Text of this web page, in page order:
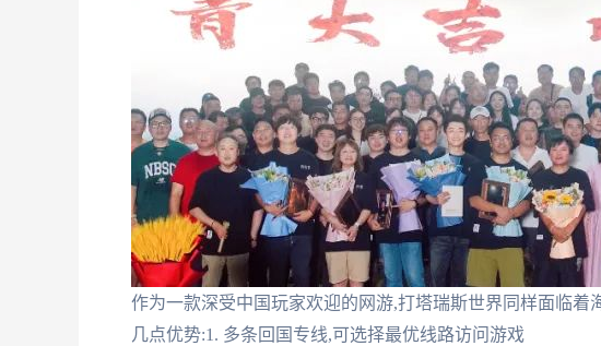
作为一款深受中国玩家欢迎的网游,打塔瑞斯世界同样面临
几点优势:1. 多条回国专线,可选择最优线路访问游戏